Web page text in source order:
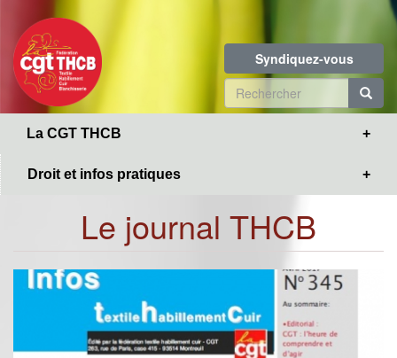
contenu
principal
Syndiquez-vous
Formulaire
de
La CGT THCB
Droit et infos pratiques
Le journal THCB